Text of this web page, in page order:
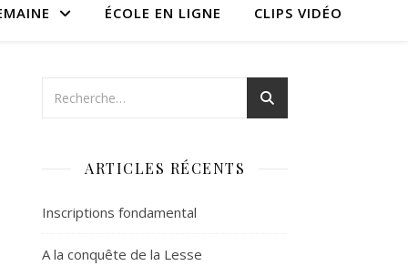
ÉCOLE EN LIGNE CLIPS VIDÉO
ARTICLES RÉCENTS
Inscriptions fondamental
A la conquête de la Lesse